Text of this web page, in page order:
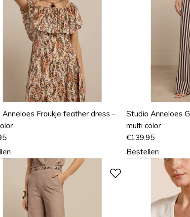
Anneloes Froukje feather dress -
Studio Anneloes
multi color
€139,95
Bestellen